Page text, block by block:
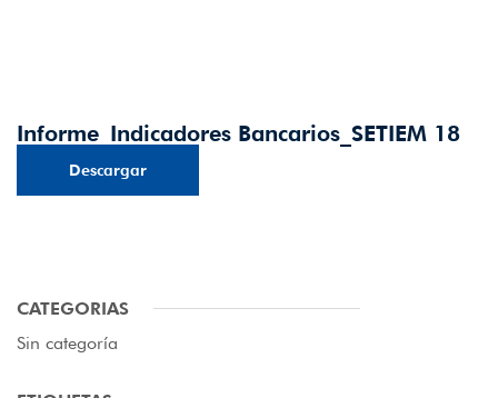
Informe_Indicadores Bancarios_SETIEM 18
Descargar
CATEGORIAS
Sin categoría